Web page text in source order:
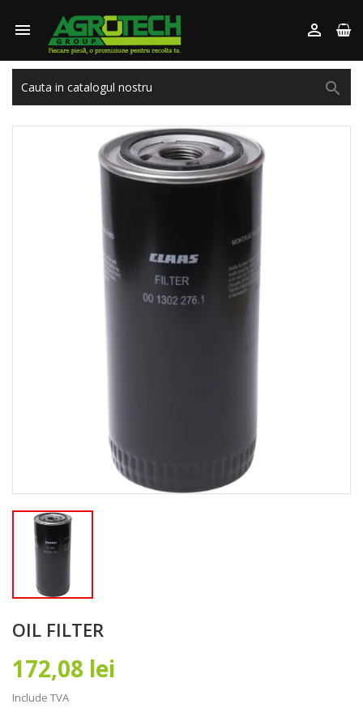
 

OIL FILTER
172,08 lei
Include TVA